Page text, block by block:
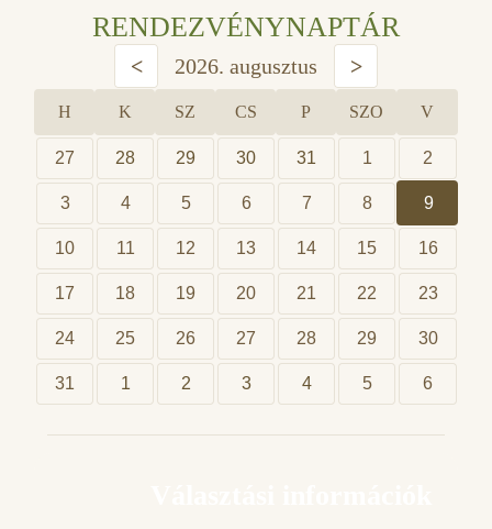
RENDEZVÉNYNAPTÁR
< 2026. augusztus >
H K SZ CS P SZO V
27 28 29 30 31 1 2
3 4 5 6 7 8 9
10 11 12 13 14 15 16
17 18 19 20 21 22 23
24 25 26 27 28 29 30
31 1 2 3 4 5 6